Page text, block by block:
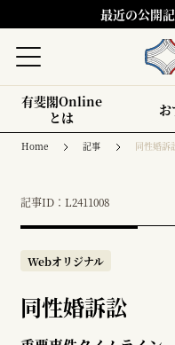
最近の公開
有斐閣Online
とは
お
Home 記事 同性婚訴
記事ID：L2411008
Webオリジナル
同性婚訴訟